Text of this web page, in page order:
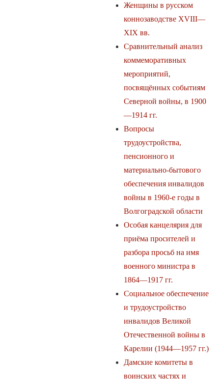
Женщины в русском
коннозаводстве XVIII—
XIX вв.
Сравнительный анализ
коммеморативных
мероприятий,
посвящённых событиям
Северной войны, в 1900
—1914 гг.
Вопросы
трудоустройства,
пенсионного и
материально-бытового
обеспечения инвалидов
войны в 1960-е годы в
Волгоградской области
Особая канцелярия для
приёма просителей и
разбора просьб на имя
военного министра в
1864—1917 гг.
Социальное обеспечение
и трудоустройство
инвалидов Великой
Отечественной войны в
Карелии (1944—1957 гг.)
Дамские комитеты в
воинских частях и